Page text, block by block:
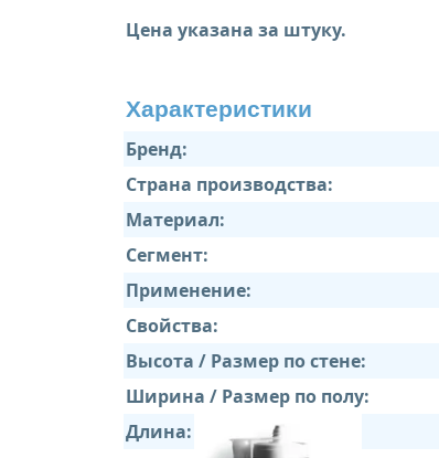
Цена указана за штуку.
Характеристики
Бренд:
Страна производства:
Материал:
Сегмент:
Применение:
Свойства:
Высота / Размер по стене:
Ширина / Размер по полу:
Длина: